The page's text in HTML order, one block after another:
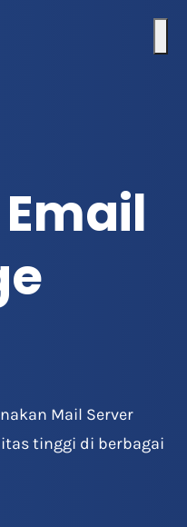
Mail Server
tinggi di berbagai